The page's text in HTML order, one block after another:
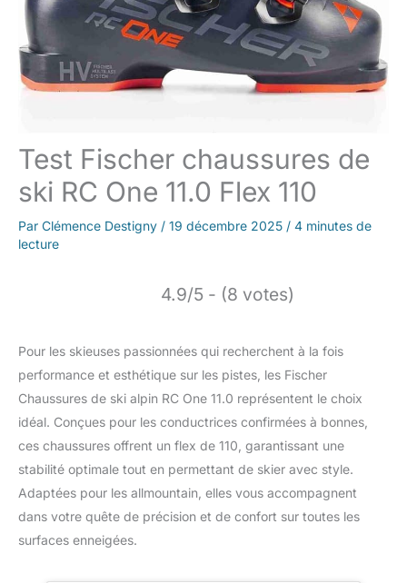
Test Fischer chaussures de
ski RC One 11.0 Flex 110
Par Clémence Destigny / 19 décembre 2025 / 4 minutes de
lecture
4.9/5 - (8 votes)
Pour les skieuses passionnées qui recherchent à la fois
performance et esthétique sur les pistes, les Fischer
Chaussures de ski alpin RC One 11.0 représentent le choix
idéal. Conçues pour les conductrices confirmées à bonnes,
ces chaussures offrent un flex de 110, garantissant une
stabilité optimale tout en permettant de skier avec style.
Adaptées pour les allmountain, elles vous accompagnent
dans votre quête de précision et de confort sur toutes les
surfaces enneigées.